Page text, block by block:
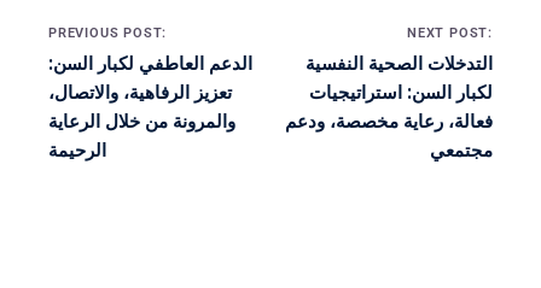
Post navigation
PREVIOUS POST:
الدعم العاطفي لكبار السن:
تعزيز الرفاهية، والاتصال،
والمرونة من خلال الرعاية
الرحيمة
NEXT POST:
التدخلات الصحية النفسية
لكبار السن: استراتيجيات
فعالة، رعاية مخصصة، ودعم
مجتمعي